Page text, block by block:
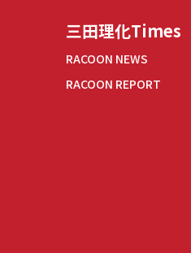
三田理化Times
RACOON NEWS
RACOON REPORT